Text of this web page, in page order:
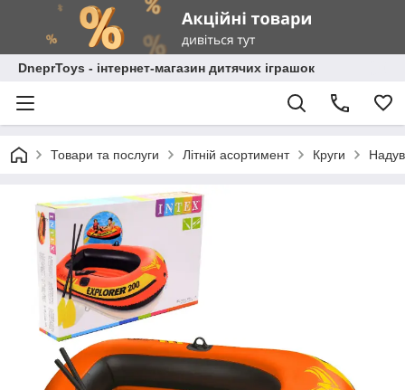
DneprToys - інтернет-магазин дитячих іграшок
Товари та послуги Літній асортимент Круги